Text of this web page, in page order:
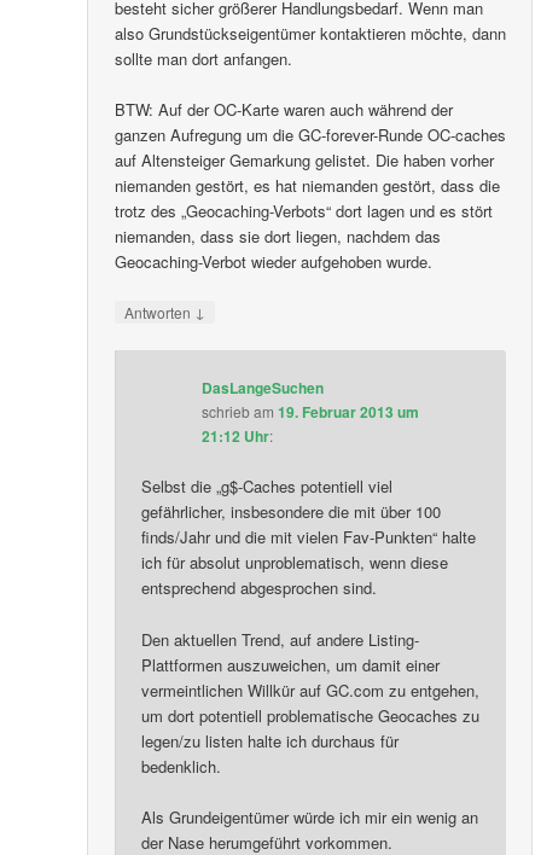
besteht sicher größerer Handlungsbedarf. Wenn man
also Grundstückseigentümer kontaktieren möchte, dann
sollte man dort anfangen.
BTW: Auf der OC-Karte waren auch während der
ganzen Aufregung um die GC-forever-Runde OC-caches
auf Altensteiger Gemarkung gelistet. Die haben vorher
niemanden gestört, es hat niemanden gestört, dass die
trotz des „Geocaching-Verbots“ dort lagen und es stört
niemanden, dass sie dort liegen, nachdem das
Geocaching-Verbot wieder aufgehoben wurde.
Antworten ↓
DasLangeSuchen
schriebam 19. Februar 2013 um
21:12 Uhr:
Selbst die „g$-Caches potentiell viel
gefährlicher, insbesondere die mit über 100
finds/Jahr und die mit vielen Fav-Punkten“ halte
ich für absolut unproblematisch, wenn diese
entsprechend abgesprochen sind.
Den aktuellen Trend, auf andere Listing-
Plattformen auszuweichen, um damit einer
vermeintlichen Willkür auf GC.com zu entgehen,
um dort potentiell problematische Geocaches zu
legen/zu listen halte ich durchaus für
bedenklich.
Als Grundeigentümer würde ich mir ein wenig an
der Nase herumgeführt vorkommen.